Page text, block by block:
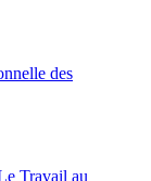
des
Travail au